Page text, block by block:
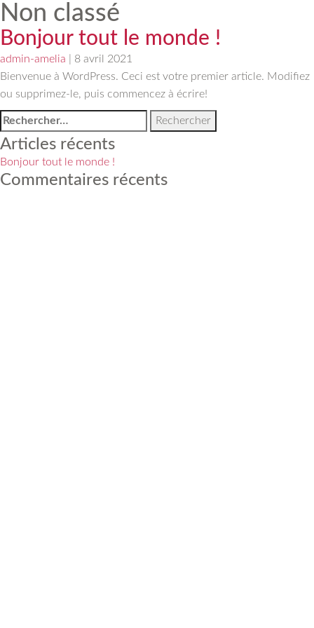
Non classé
Bonjour tout le monde !
admin-amelia
8 avril 2021
Bienvenue à WordPress. Ceci est votre premier article. Modifiez
ou supprimez-le, puis commencez à écrire!
Rechercher :
Articles récents
Bonjour tout le monde !
Commentaires récents